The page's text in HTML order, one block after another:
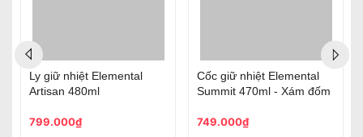
Ly giữ nhiệt Elemental
Artisan 480ml
799.000₫
Cốc giữ nhiệt Elemental
Summit 470ml - Xám đốm
749.000₫